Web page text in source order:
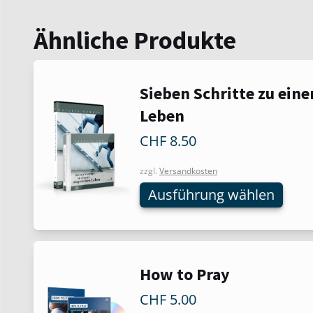
Ähnliche Produkte
Sieben Schritte zu
Leben
CHF 8.50
zzgl. Versandkosten
Ausführung wählen
Dieses
Produkt
weist
mehrere
auf.
Die
Optionen
auf
Produktseite
gewählt
werden
How to Pray
CHF 5.00
Dieses
weist